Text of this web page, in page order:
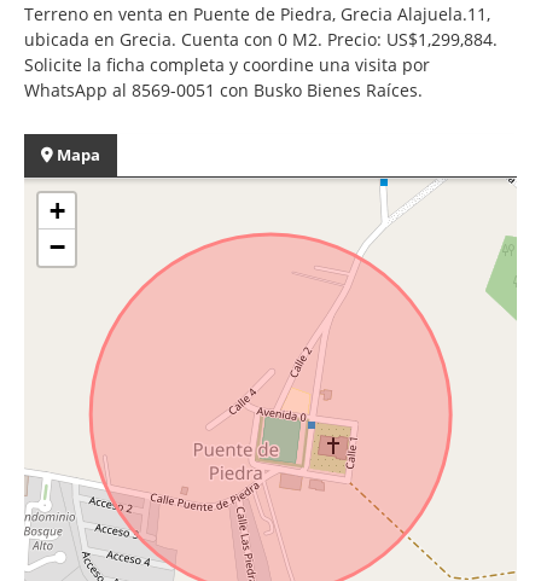
Terreno en venta en Puente de Piedra, Grecia Alajuela.11,
ubicada en Grecia. Cuenta con 0 M2. Precio: US$1,299,884.
Solicite la ficha completa y coordine una visita por
WhatsApp al 8569-0051 con Busko Bienes Raíces.
Mapa
+
−